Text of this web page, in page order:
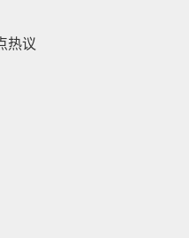
热议